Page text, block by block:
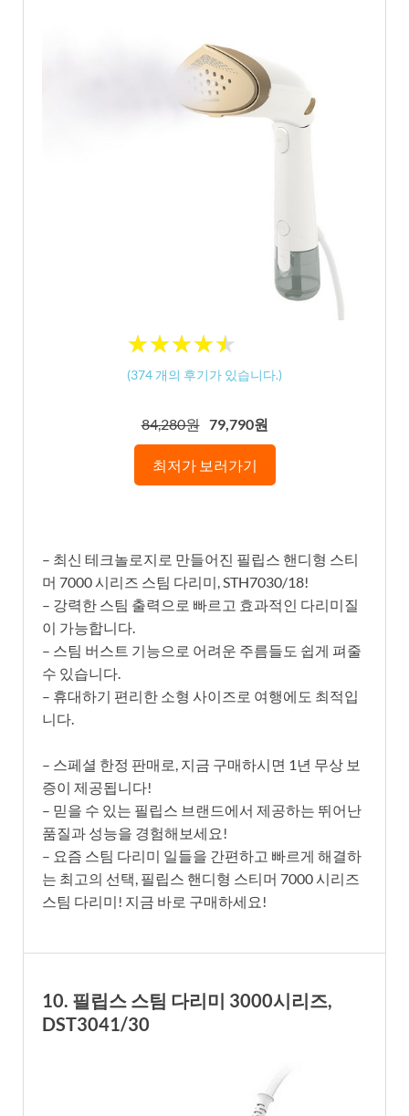
★★★★★
★★★★★
(374 개의 후기가 있습니다.)
84,280원 79,790원
최저가 보러가기
– 최신 테크놀로지로 만들어진 필립스 핸디형 스티
머 7000 시리즈 스팀 다리미, STH7030/18!
– 강력한 스팀 출력으로 빠르고 효과적인 다리미질
이 가능합니다.
– 스팀 버스트 기능으로 어려운 주름들도 쉽게 펴줄
수 있습니다.
– 휴대하기 편리한 소형 사이즈로 여행에도 최적입
니다.
– 스페셜 한정 판매로, 지금 구매하시면 1년 무상 보
증이 제공됩니다!
– 믿을 수 있는 필립스 브랜드에서 제공하는 뛰어난
품질과 성능을 경험해보세요!
– 요즘 스팀 다리미 일들을 간편하고 빠르게 해결하
는 최고의 선택, 필립스 핸디형 스티머 7000 시리즈
스팀 다리미! 지금 바로 구매하세요!
10. 필립스 스팀 다리미 3000시리즈,
DST3041/30